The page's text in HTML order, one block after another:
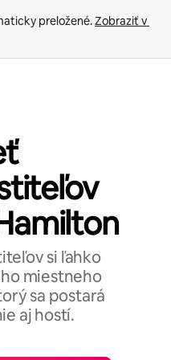
preložené. Zobraziť v
si ľahko
miestneho
sa postará
aj hostí.